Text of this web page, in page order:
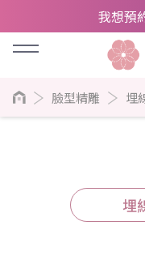
我想預
臉型精雕 埋
埋